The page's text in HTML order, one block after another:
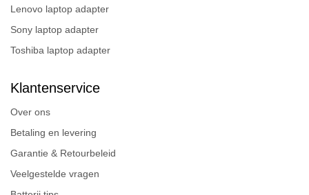
Lenovo laptop adapter
Sony laptop adapter
Toshiba laptop adapter
Klantenservice
Over ons
Betaling en levering
Garantie & Retourbeleid
Veelgestelde vragen